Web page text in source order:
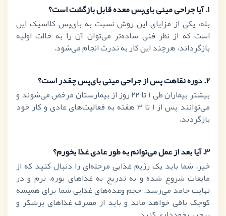
1. آیا جراحی مینی بای‌پس معده قابل بازگشت است؟
بله، یکی از مزایای این روش نسبت به بای‌پس کلاسیک این
است که از نظر فنی ساده‌تر می‌توان آن را به حالت اولیه
بازگرداند، هرچند این کار به ندرت انجام می‌شود.
2. دوره نقاهت پس از جراحی مینی بای‌پس چقدر است؟
بیشتر بیماران طی1تا 2۲ روز از بیمارستان مرخص می‌شوند و
می‌توانند پس از1 تا3هفته به فعالیت‌های عادی و کار خود
بازگردند.
3. آیا بعد از عمل می‌توانم به طور عادی غذا بخورم؟
خیر. شما باید یک رژیم غذایی مرحله‌ای را دنبال کنید که از
مایعات شروع شده و به تدریج به غذاهای پوره، نرم و در
نهایت جامد می‌رسد. حجم وعده‌های غذایی شما برای همیشه
کوچک باقی خواهد ماند و باید از مصرف غذاهای پرشکر و